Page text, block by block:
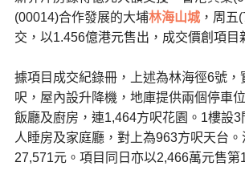
(00014)合作發展的大埔林海山城，周五
交，以1.456億港元售出，成交價創項目
據項目成交紀錄冊，上述為林海徑6號，
呎，屋內設升降機，地庫提供兩個停車
飯廳及廚房，連1,464方呎花園。1樓設3
人睡房及家庭廳，對上為963方呎天台
27,571元。項目同日亦以2,466萬元售第